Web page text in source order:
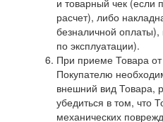
и товарный чек (если
расчет), либо
безналичной оплаты),
по эксплуатации).
При приеме Товара
Покупателю
внешний вид Товара,
убедиться в том, что
механических